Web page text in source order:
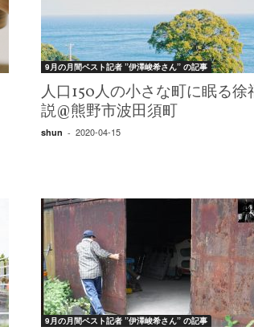
9月の月間ベスト記者 ”伊澤峻希さん” の記事
人口150人の小さな町に眠る徐
説@熊野市波田須町
shun - 2020-04-15
9月の月間ベスト記者 ”伊澤峻希さん” の記事